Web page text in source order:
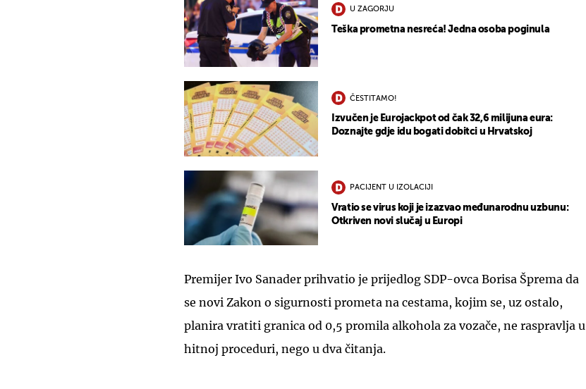
U ZAGORJU
Teška prometna nesreća! Jedna osoba poginula
ČESTITAMO!
Izvučen je Eurojackpot od čak 32,6 milijuna eura:
Doznajte gdje idu bogati dobitci u Hrvatskoj
PACIJENT U IZOLACIJI
Vratio se virus koji je izazvao međunarodnu uzbunu:
Otkriven novi slučaj u Europi
Premijer Ivo Sanader prihvatio je prijedlog SDP-ovca Borisa Šprema da
se novi Zakon o sigurnosti prometa na cestama, kojim se, uz ostalo,
planira vratiti granica od 0,5 promila alkohola za vozače, ne raspravlja u
hitnoj proceduri, nego u dva čitanja.